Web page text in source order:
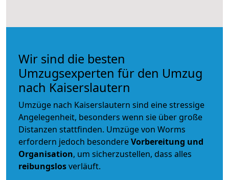
Wir sind die besten
Umzugsexperten für den Umzug
nach Kaiserslautern
Umzüge nach Kaiserslautern sind eine stressige
Angelegenheit, besonders wenn sie über große
Distanzen stattfinden. Umzüge von Worms
erfordern jedoch besondereVorbereitung und
Organisation, um sicherzustellen, dass alles
reibungslosverläuft.